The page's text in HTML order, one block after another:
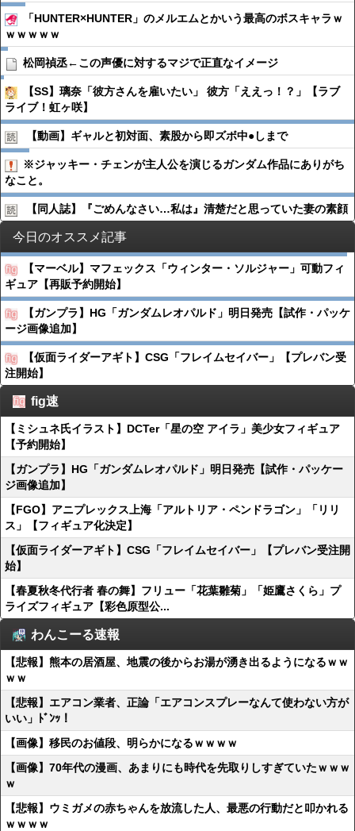
「HUNTER×HUNTER」のメルエムとかいう最高のボスキャラｗ
ｗｗｗｗｗ
松岡禎丞←この声優に対するマジで正直なイメージ
【SS】璃奈「彼方さんを雇いたい」 彼方「ええっ！？」【ラブ
ライブ！虹ヶ咲】
【動画】ギャルと初対面、素股から即ズボ中●︎しまで
※ジャッキー・チェンが主人公を演じるガンダム作品にありがち
なこと。
【同人誌】『ごめんなさい…私は』清楚だと思っていた妻の素顔
今日のオススメ記事
【マーベル】マフェックス「ウィンター・ソルジャー」可動フィ
ギュア【再販予約開始】
【ガンプラ】HG「ガンダムレオパルド」明日発売【試作・パッケ
ージ画像追加】
【仮面ライダーアギト】CSG「フレイムセイバー」【プレバン受
注開始】
fig速
【ミシュネ氏イラスト】DCTer「星の空 アイラ」美少女フィギュア
【予約開始】
【ガンプラ】HG「ガンダムレオパルド」明日発売【試作・パッケー
ジ画像追加】
【FGO】アニプレックス上海「アルトリア・ペンドラゴン」「リリ
ス」【フィギュア化決定】
【仮面ライダーアギト】CSG「フレイムセイバー」【プレバン受注開
始】
【春夏秋冬代行者 春の舞】フリュー「花葉雛菊」「姫鷹さくら」プ
ライズフィギュア【彩色原型公...
わんこーる速報
【悲報】熊本の居酒屋、地震の後からお湯が湧き出るようになるｗｗ
ｗｗ
【悲報】エアコン業者、正論「エアコンスプレーなんて使わない方が
いい」ﾄﾞﾝｯ！
【画像】移民のお値段、明らかになるｗｗｗｗ
【画像】70年代の漫画、あまりにも時代を先取りしすぎていたｗｗｗ
ｗ
【悲報】ウミガメの赤ちゃんを放流した人、最悪の行動だと叩かれる
ｗｗｗｗ